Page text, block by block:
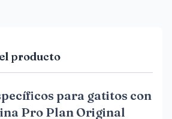
producto
para gatitos con
Pro Plan Original